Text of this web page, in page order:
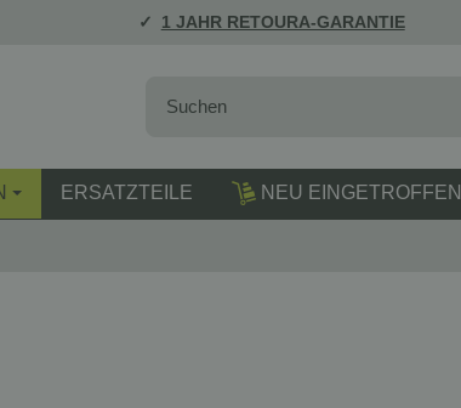
1 JAHR RETOURA-GARANTIE
ERSATZTEILE NEU EINGETROFFEN